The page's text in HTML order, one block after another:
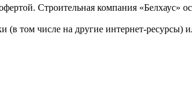
Строительная компания «Белхаус»
том числе на другие интернет-ресурсы)